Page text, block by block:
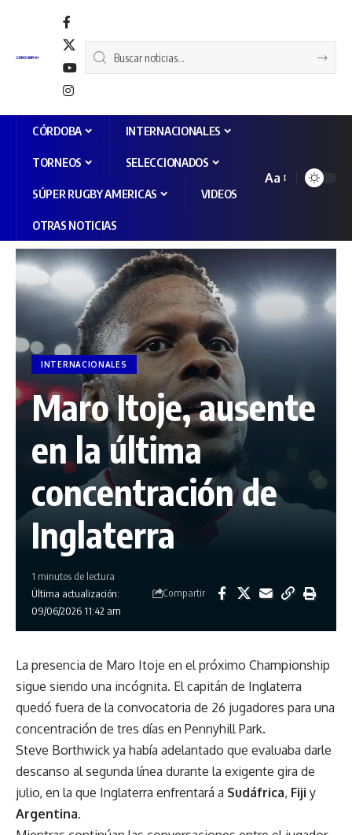
CÓRDOBA INTERNACIONALES
TORNEOS SELECCIONADOS
SÚPER RUGBY AMERICAS VIDEOS
OTRAS NOTICIAS
Aa
INTERNACIONALES
Maro Itoje, ausente
en la última
concentración de
Inglaterra
Última actualización:
09/06/2026 11:42 am
1 minutos de lectura
Compartir
La presencia de Maro Itoje en el próximo Championship
sigue siendo una incógnita. El capitán de Inglaterra
quedó fuera de la convocatoria de 26 jugadores para una
concentración de tres días en Pennyhill Park.
Steve Borthwick ya había adelantado que evaluaba darle
descanso al segunda línea durante la exigente gira de
julio, en la que Inglaterra enfrentará a Sudáfrica, Fiji y
Argentina.